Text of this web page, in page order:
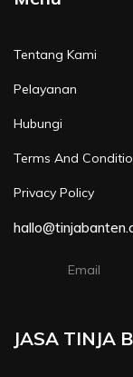
Tentang Kami
Pelayanan
Hubungi
Terms And
Privacy Policy
Email
JASA TINJA